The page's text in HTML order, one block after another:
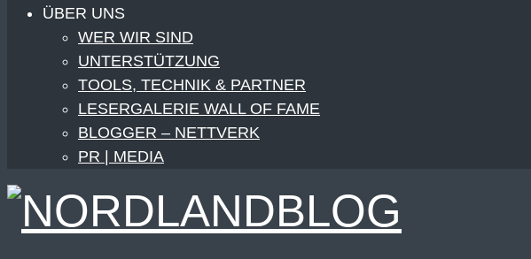
ÜBER UNS
WER WIR SIND
UNTERSTÜTZUNG
TOOLS, TECHNIK & PARTNER
LESERGALERIE WALL OF FAME
BLOGGER – NETTVERK
PR | MEDIA